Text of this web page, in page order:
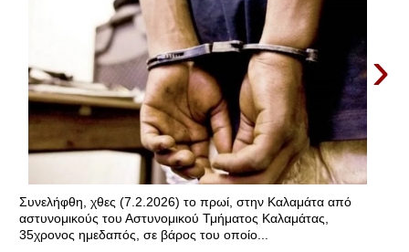
›
Συνελήφθη, χθες (7.2.2026) το πρωί, στην Καλαμάτα από
αστυνομικούς του Αστυνομικού Τμήματος Καλαμάτας,
35χρονος ημεδαπός, σε βάρος του οποίο...